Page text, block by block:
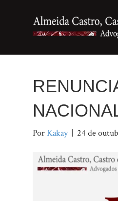
PorKakay | 24 de